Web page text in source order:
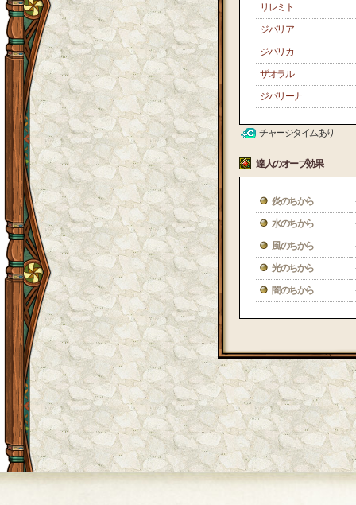
リレミト
ジバリア
ジバリカ
ザオラル
ジバリーナ
チャージタイムあり
達人のオーブ効果
炎のちから
水のちから
風のちから
光のちから
闇のちから